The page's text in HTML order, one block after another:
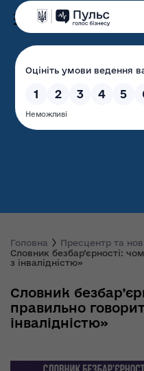
державна
Головна Пресцентр та
Словник безбар’єрності:
з інвалідністю»
Словник
правильно
інвалідністю»